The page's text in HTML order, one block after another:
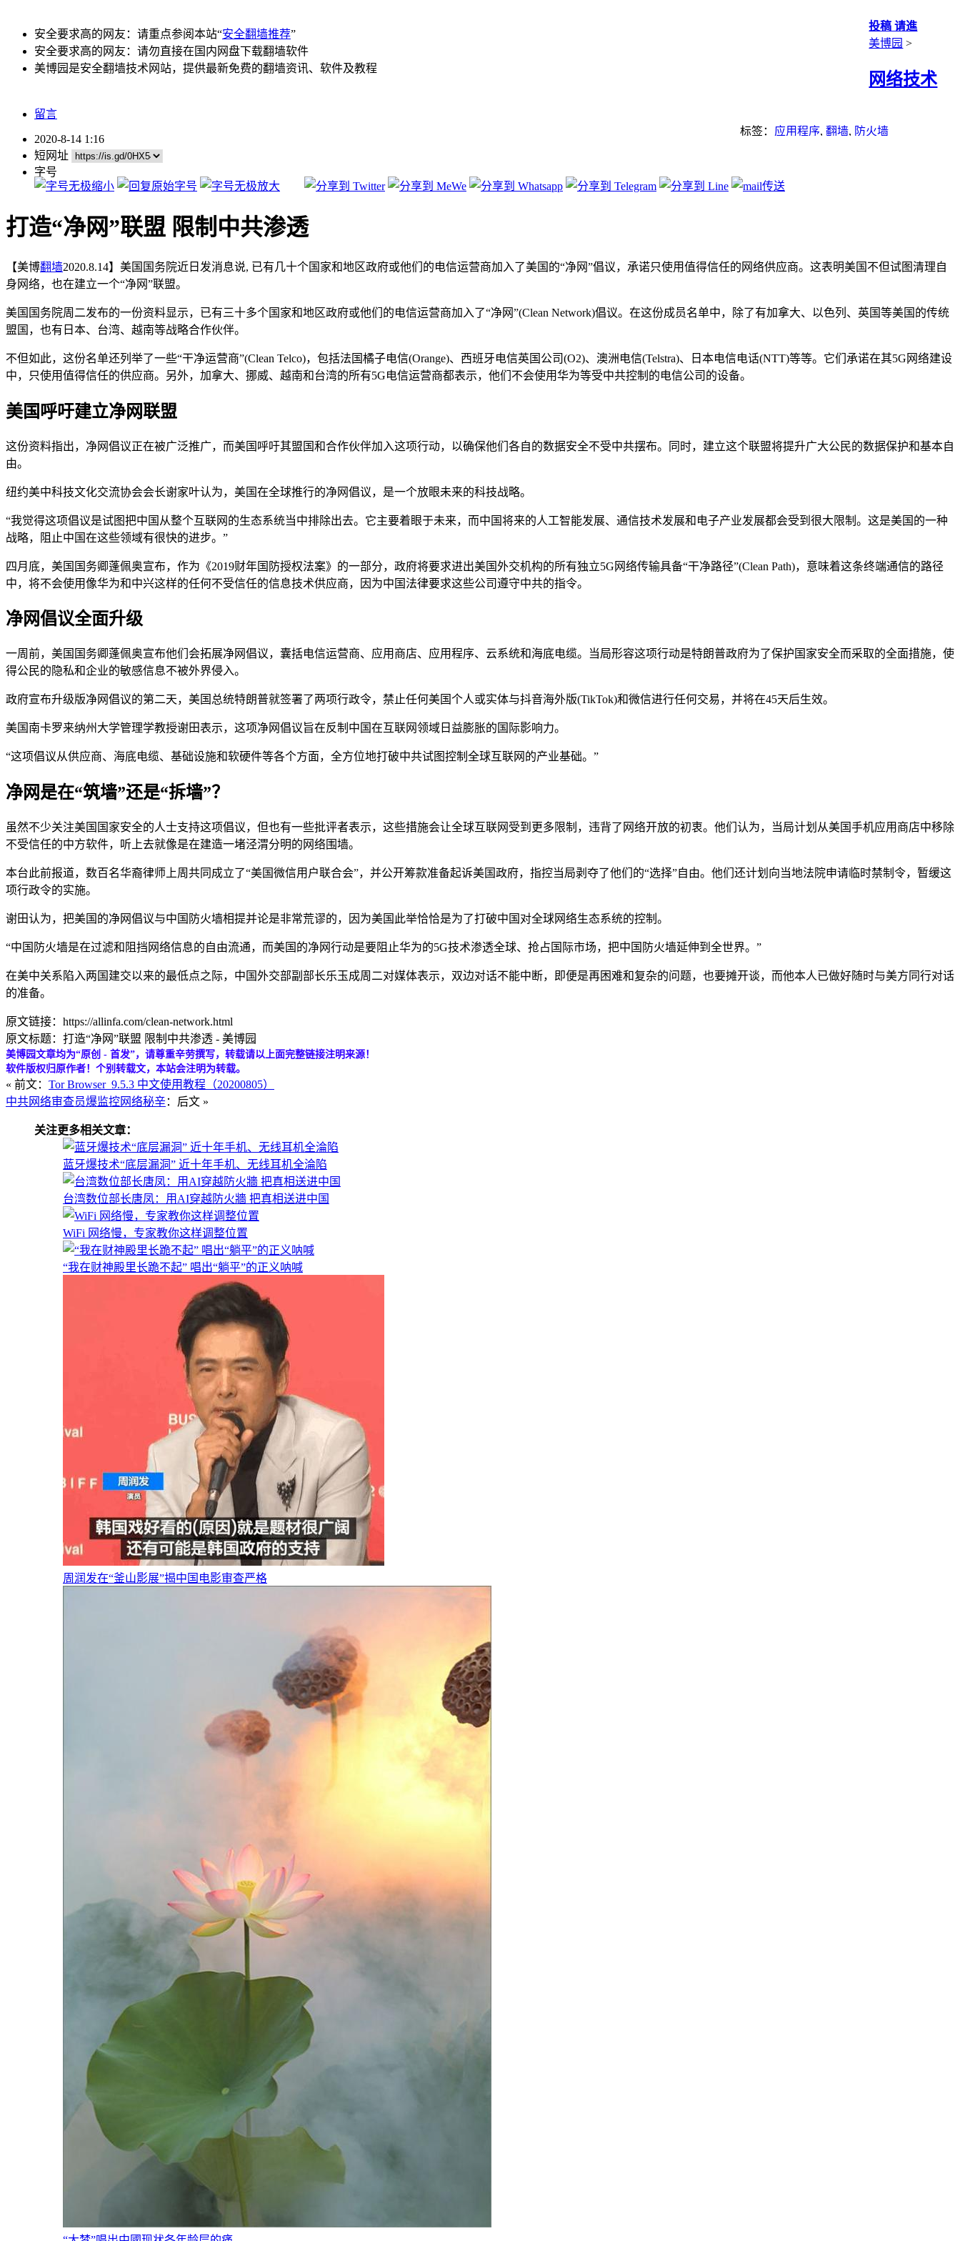
安全要求高的网友：请重点参阅本站“安全翻墙推荐”
安全要求高的网友：请勿直接在国内网盘下载翻墙软件
美博园是安全翻墙技术网站，提供最新免费的翻墙资讯、软件及教程
投稿 请進
美博园 >
网络技术
留言
标签： 应用程序, 翻墙, 防火墙
2020-8-14 1:16
短网址
字号
打造“净网”联盟 限制中共渗透
【美博翻墙2020.8.14】美国国务院近日发消息说, 已有几十个国家和地区政府或他们的电信运营商加入了美国的“净网”倡议，承诺只使用值得信任的网络供应商。这表明美国不但试图清理自
身网络，也在建立一个“净网”联盟。
美国国务院周二发布的一份资料显示，已有三十多个国家和地区政府或他们的电信运营商加入了“净网”(Clean Network)倡议。在这份成员名单中，除了有加拿大、以色列、英国等美国的传统
盟国，也有日本、台湾、越南等战略合作伙伴。
不但如此，这份名单还列举了一些“干净运营商”(Clean Telco)，包括法国橘子电信(Orange)、西班牙电信英国公司(O2)、澳洲电信(Telstra)、日本电信电话(NTT)等等。它们承诺在其5G网络建设
中，只使用值得信任的供应商。另外，加拿大、挪威、越南和台湾的所有5G电信运营商都表示，他们不会使用华为等受中共控制的电信公司的设备。
美国呼吁建立净网联盟
这份资料指出，净网倡议正在被广泛推广，而美国呼吁其盟国和合作伙伴加入这项行动，以确保他们各自的数据安全不受中共摆布。同时，建立这个联盟将提升广大公民的数据保护和基本自
由。
纽约美中科技文化交流协会会长谢家叶认为，美国在全球推行的净网倡议，是一个放眼未来的科技战略。
“我觉得这项倡议是试图把中国从整个互联网的生态系统当中排除出去。它主要着眼于未来，而中国将来的人工智能发展、通信技术发展和电子产业发展都会受到很大限制。这是美国的一种
战略，阻止中国在这些领域有很快的进步。”
四月底，美国国务卿蓬佩奥宣布，作为《2019财年国防授权法案》的一部分，政府将要求进出美国外交机构的所有独立5G网络传输具备“干净路径”(Clean Path)，意味着这条终端通信的路径
中，将不会使用像华为和中兴这样的任何不受信任的信息技术供应商，因为中国法律要求这些公司遵守中共的指令。
净网倡议全面升级
一周前，美国国务卿蓬佩奥宣布他们会拓展净网倡议，囊括电信运营商、应用商店、应用程序、云系统和海底电缆。当局形容这项行动是特朗普政府为了保护国家安全而采取的全面措施，使
得公民的隐私和企业的敏感信息不被外界侵入。
政府宣布升级版净网倡议的第二天，美国总统特朗普就签署了两项行政令，禁止任何美国个人或实体与抖音海外版(TikTok)和微信进行任何交易，并将在45天后生效。
美国南卡罗来纳州大学管理学教授谢田表示，这项净网倡议旨在反制中国在互联网领域日益膨胀的国际影响力。
“这项倡议从供应商、海底电缆、基础设施和软硬件等各个方面，全方位地打破中共试图控制全球互联网的产业基础。”
净网是在“筑墙”还是“拆墙”？
虽然不少关注美国国家安全的人士支持这项倡议，但也有一些批评者表示，这些措施会让全球互联网受到更多限制，违背了网络开放的初衷。他们认为，当局计划从美国手机应用商店中移除
不受信任的中方软件，听上去就像是在建造一堵泾渭分明的网络围墙。
本台此前报道，数百名华裔律师上周共同成立了“美国微信用户联合会”，并公开筹款准备起诉美国政府，指控当局剥夺了他们的“选择”自由。他们还计划向当地法院申请临时禁制令，暂缓这
项行政令的实施。
谢田认为，把美国的净网倡议与中国防火墙相提并论是非常荒谬的，因为美国此举恰恰是为了打破中国对全球网络生态系统的控制。
“中国防火墙是在过滤和阻挡网络信息的自由流通，而美国的净网行动是要阻止华为的5G技术渗透全球、抢占国际市场，把中国防火墙延伸到全世界。”
在美中关系陷入两国建交以来的最低点之际，中国外交部副部长乐玉成周二对媒体表示，双边对话不能中断，即便是再困难和复杂的问题，也要摊开谈，而他本人已做好随时与美方同行对话
的准备。
原文链接：https://allinfa.com/clean-network.html
原文标题：打造“净网”联盟 限制中共渗透 - 美博园
美博园文章均为“原创 - 首发”，请尊重辛劳撰写，转载请以上面完整链接注明来源！
软件版权归原作者！个别转载文，本站会注明为转载。
« 前文： Tor Browser_9.5.3 中文使用教程（20200805）
中共网络审查员爆监控网络秘辛：后文 »
关注更多相关文章：
蓝牙爆技术“底层漏洞” 近十年手机、无线耳机全淪陷
台湾数位部长唐凤：用AI穿越防火牆 把真相送进中国
WiFi 网络慢，专家教你这样调整位置
“我在财神殿里长跪不起” 唱出“躺平”的正义呐喊
周润发在“釜山影展”揭中国电影审查严格